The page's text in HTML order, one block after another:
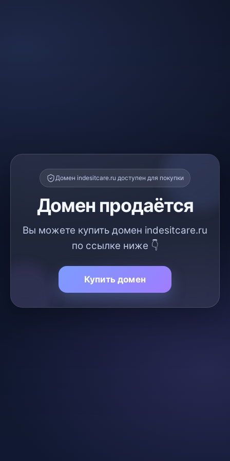
Домен indesitcare.ru доступен для покупки
Домен продаётся
Вы можете купить домен indesitcare.ru
по ссылке ниже 👇
Купить домен